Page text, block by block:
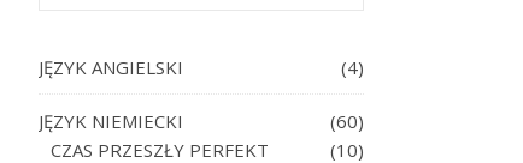
JĘZYK ANGIELSKI (4)
JĘZYK NIEMIECKI
(60)
CZAS PRZESZŁY PERFEKT
(10)